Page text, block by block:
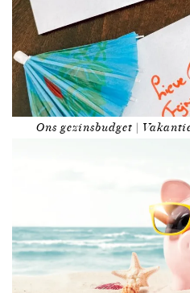
Ons gezinsbudget |